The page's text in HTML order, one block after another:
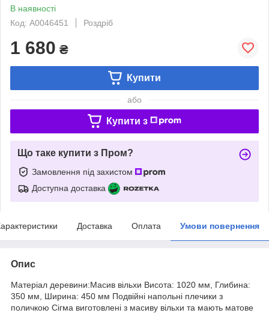
В наявності
Код: А0046451
Роздріб
1 680 ₴
Купити
або
Купити з
Що таке купити з Пром?
Замовлення під захистом
Доступна доставка
Доставка Оплата Умови повернення
Опис
Матеріал деревини:Масив вільхи Висота: 1020 мм, Глибина:
350 мм, Ширина: 450 мм Подвійні напольні плечики з
поличкою Сігма виготовлені з масиву вільхи та мають матове